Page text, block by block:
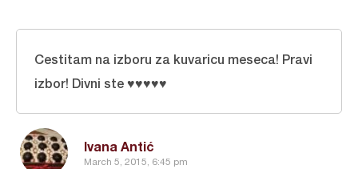
Ivana Antić
March 5, 2015, 6:45 pm
Cestitam na izboru za kuvaricu meseca! Pravi
izbor! Divni ste ♥♥♥♥♥